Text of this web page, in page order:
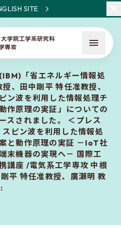
SITE
「省エネルギー情報処
、田中剛平 特任准教授、
ン波を利用した情報処理チ
作原理の実証」についての
スされました。 ＜プレス
ピン波を利用した情報処
と動作原理の実証 －IoT社
末機器の実現へ－ 国際工
講座 /電気系工学専攻 中根
平 特任准教授、廣瀬明 教